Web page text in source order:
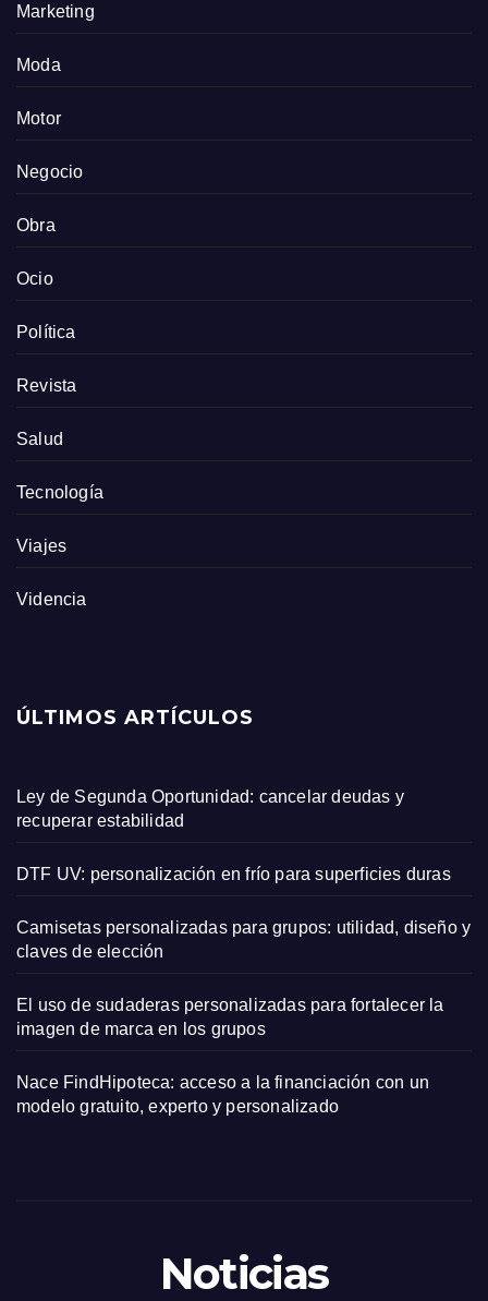
Marketing
Moda
Motor
Negocio
Obra
Ocio
Política
Revista
Salud
Tecnología
Viajes
Videncia
ÚLTIMOS ARTÍCULOS
Ley de Segunda Oportunidad: cancelar deudas y
recuperar estabilidad
DTF UV: personalización en frío para superficies duras
Camisetas personalizadas para grupos: utilidad, diseño y
claves de elección
El uso de sudaderas personalizadas para fortalecer la
imagen de marca en los grupos
Nace FindHipoteca: acceso a la financiación con un
modelo gratuito, experto y personalizado
Noticias